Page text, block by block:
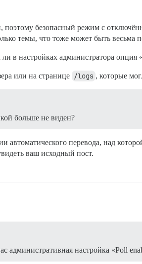
безопасный режим с
темы, что тоже может быть весьма
в настройках администратора
или на странице /logs , которые
больше не виден?
перевода, над
ваш исходный пост.
административная настройка «Poll